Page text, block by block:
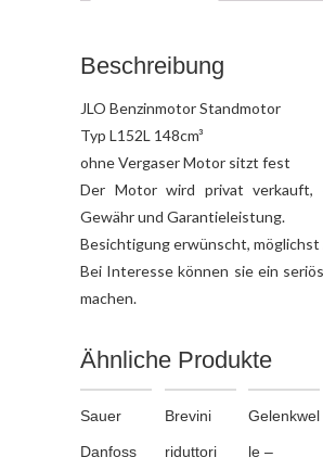
Beschreibung
JLO Benzinmotor Standmotor
Typ L152L 148cm³
ohne Vergaser Motor sitzt fest
Der Motor wird privat verkauft,
Gewähr und Garantieleistung.
Besichtigung erwünscht, möglichst
Bei Interesse können sie ein
machen.
Ähnliche Produkte
Sauer
Danfoss
Brevini
riduttori
Gelenkwel
le –